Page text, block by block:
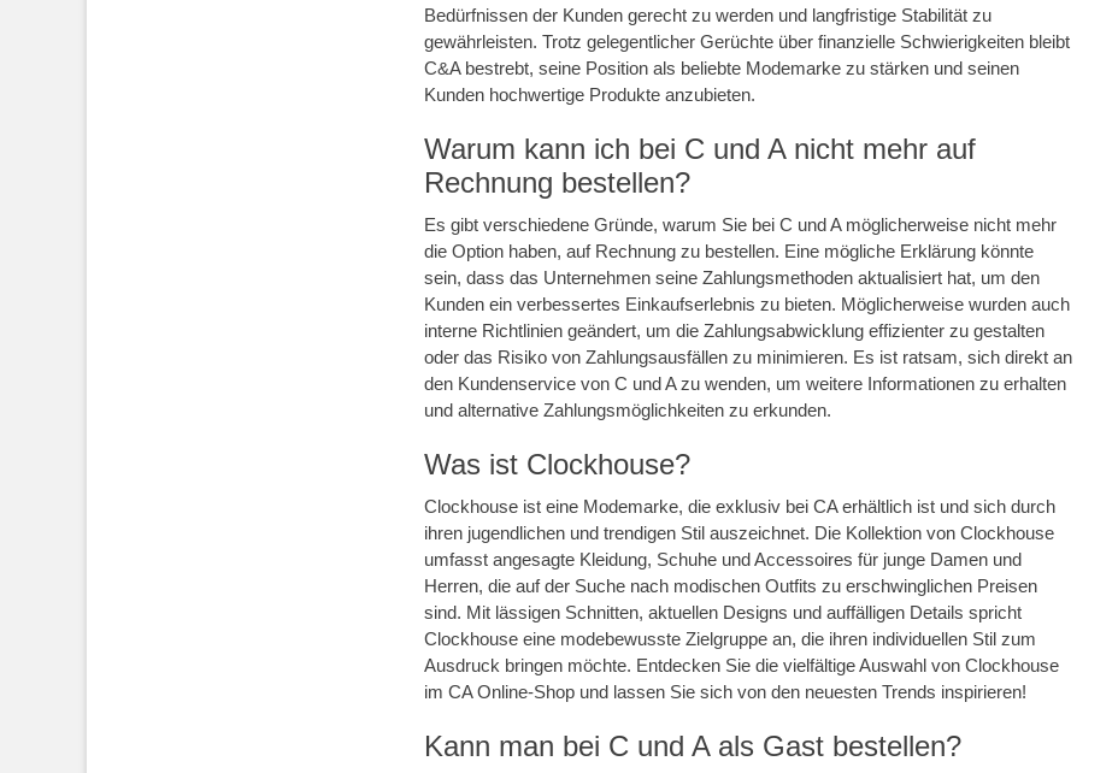
Bedürfnissen der Kunden gerecht zu werden und langfristige Stabilität zu
gewährleisten. Trotz gelegentlicher Gerüchte über finanzielle Schwierigkeiten bleibt
C&A bestrebt, seine Position als beliebte Modemarke zu stärken und seinen
Kunden hochwertige Produkte anzubieten.
Warum kann ich bei C und A nicht mehr auf
Rechnung bestellen?
Es gibt verschiedene Gründe, warum Sie bei C und A möglicherweise nicht mehr
die Option haben, auf Rechnung zu bestellen. Eine mögliche Erklärung könnte
sein, dass das Unternehmen seine Zahlungsmethoden aktualisiert hat, um den
Kunden ein verbessertes Einkaufserlebnis zu bieten. Möglicherweise wurden auch
interne Richtlinien geändert, um die Zahlungsabwicklung effizienter zu gestalten
oder das Risiko von Zahlungsausfällen zu minimieren. Es ist ratsam, sich direkt an
den Kundenservice von C und A zu wenden, um weitere Informationen zu erhalten
und alternative Zahlungsmöglichkeiten zu erkunden.
Was ist Clockhouse?
Clockhouse ist eine Modemarke, die exklusiv bei CA erhältlich ist und sich durch
ihren jugendlichen und trendigen Stil auszeichnet. Die Kollektion von Clockhouse
umfasst angesagte Kleidung, Schuhe und Accessoires für junge Damen und
Herren, die auf der Suche nach modischen Outfits zu erschwinglichen Preisen
sind. Mit lässigen Schnitten, aktuellen Designs und auffälligen Details spricht
Clockhouse eine modebewusste Zielgruppe an, die ihren individuellen Stil zum
Ausdruck bringen möchte. Entdecken Sie die vielfältige Auswahl von Clockhouse
im CA Online-Shop und lassen Sie sich von den neuesten Trends inspirieren!
Kann man bei C und A als Gast bestellen?